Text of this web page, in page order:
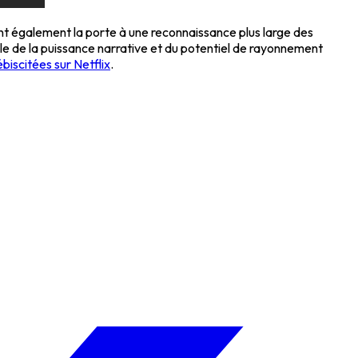
la porte à une reconnaissance plus large des
de la puissance narrative et du potentiel de rayonnement
sur Netflix.